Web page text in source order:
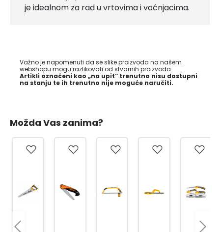
je idealnom za rad u vrtovima i voćnjacima.
Važno je napomenuti da se slike proizvoda na našem
webshopu mogu razlikovati od stvarnih proizvoda.
Artikli označeni kao „na upit“ trenutno nisu dostupni
na stanju te ih trenutno nije moguće naručiti.
Možda Vas zanima?